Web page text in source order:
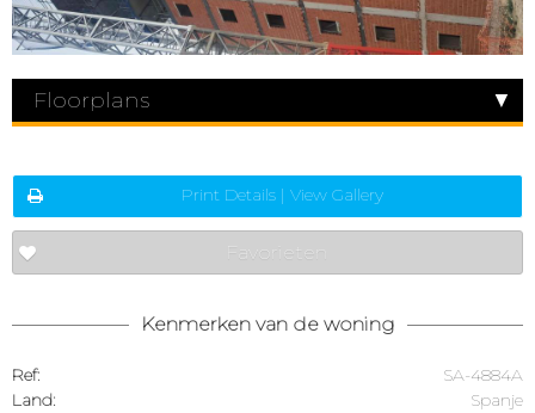
Floorplans
Print Details | View Gallery
Favorieten
Kenmerken van de woning
Ref:
SA-4884A
Land:
Spanje